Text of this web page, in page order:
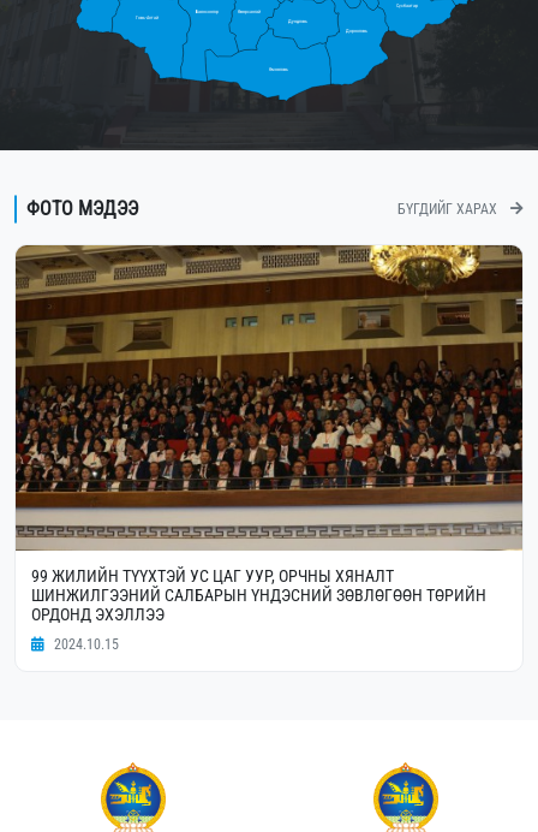
Сүхбаатар
Дорноговь
Говь-Алтай
Баянхонгор
Өмнөговь
Дундговь
Өвөрхангай
ФОТО МЭДЭЭ БҮГДИЙГ ХАРАХ
99 ЖИЛИЙН ТҮҮХТЭЙ УС ЦАГ УУР, ОРЧНЫ ХЯНАЛТ
ШИНЖИЛГЭЭНИЙ САЛБАРЫН ҮНДЭСНИЙ ЗӨВЛӨГӨӨН ТӨРИЙН
ОРДОНД ЭХЭЛЛЭЭ
2024.10.15